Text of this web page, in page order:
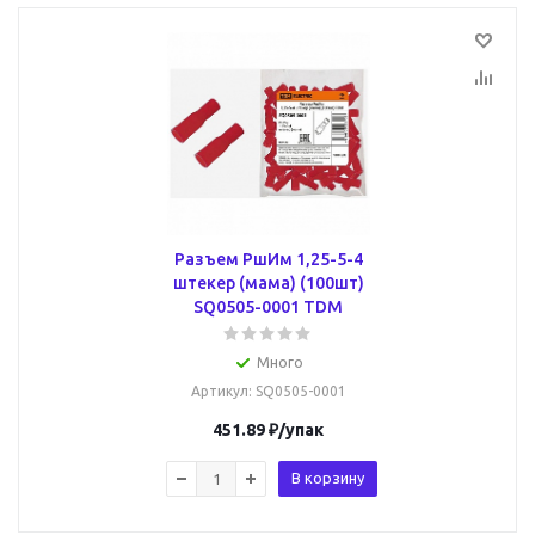
Разъем РшИм 1,25-5-4
штекер (мама) (100шт)
SQ0505-0001 TDM
Много
Артикул: SQ0505-0001
451.89₽/упак
В корзину